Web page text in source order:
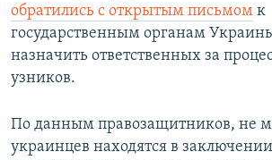
обратились с открытым письмом к
государственным органам
назначить ответственных за
узников.
По данным правозащитников, не
украинцев находятся в